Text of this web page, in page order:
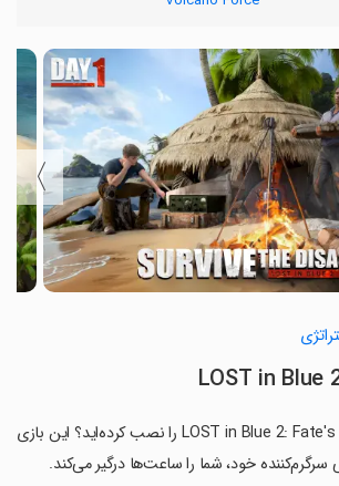
〉
LOST in Blue
آیا تا کنون بازی LOST in Blue 2: Fate's Island را نصب کرده‌اید؟ این بازی
سرگرم‌کننده خود، شما را ساعت‌ها درگیر می‌کند.